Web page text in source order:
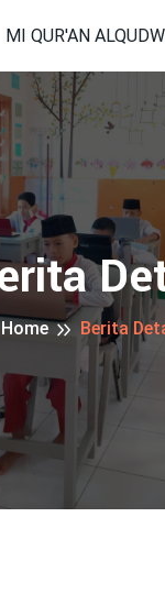
MI QUR'AN
Home Berita